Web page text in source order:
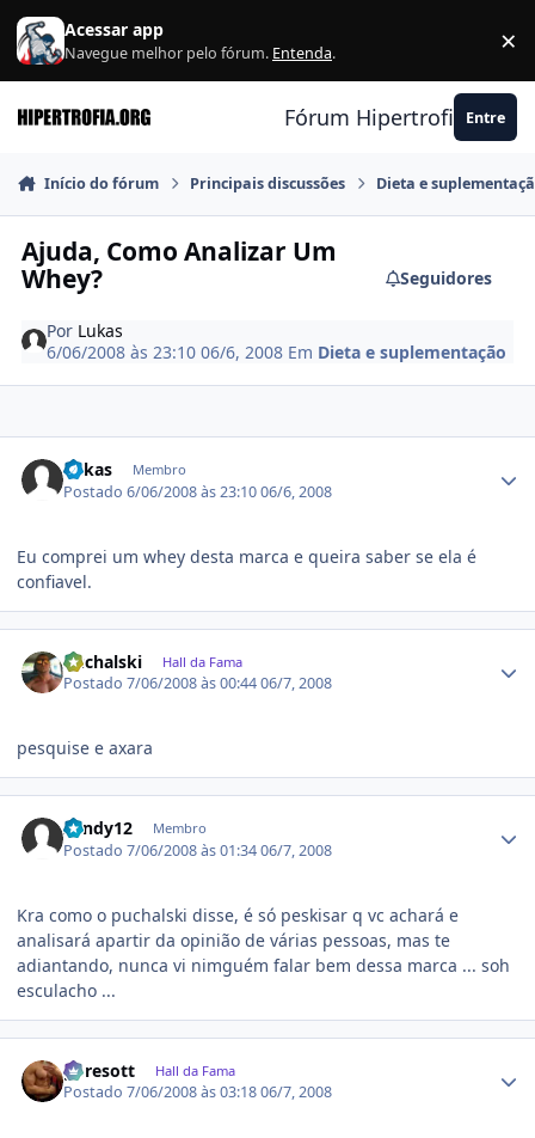
Ir para conteúdo
Acessar app
Navegue melhor pelo fórum. Entenda. ×
Fórum Hipertrofia.org
Entre
Início do fórum Principais discussões Dieta e
Ajuda, Como Analizar Um
Whey?
Seguidores
Por Lukas
6/06/2008 às 23:1006/6, 2008 Em Dieta e suplementação
Lukas Membro
Postado6/06/2008 às 23:1006/6, 2008
Eu comprei um whey desta marca e queira saber se ela é
confiavel.
Puchalski Hall da Fama
Postado7/06/2008 às 00:4406/7, 2008
pesquise e axara
xandy12 Membro
Postado7/06/2008 às 01:3406/7, 2008
Kra como o puchalski disse, é só peskisar q vc achará e
analisará apartir da opinião de várias pessoas, mas te
adiantando, nunca vi nimguém falar bem dessa marca ... soh
esculacho ...
gpresott Hall da Fama
Postado7/06/2008 às 03:1806/7, 2008